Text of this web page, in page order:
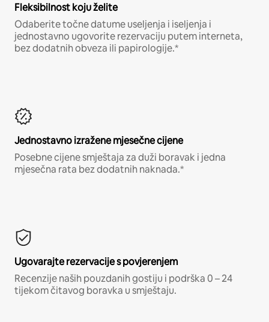
Fleksibilnost koju želite
Odaberite točne datume useljenja i iseljenja i
jednostavno ugovorite rezervaciju putem interneta,
bez dodatnih obveza ili papirologije.*
Jednostavno izražene mjesečne cijene
Posebne cijene smještaja za duži boravak i jedna
mjesečna rata bez dodatnih naknada.*
Ugovarajte rezervacije s povjerenjem
Recenzije naših pouzdanih gostiju i podrška 0 – 24
tijekom čitavog boravka u smještaju.